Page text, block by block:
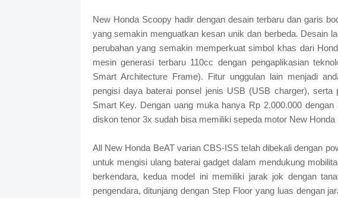
New Honda Scoopy hadir dengan desain terbaru dan garis
yang semakin menguatkan kesan unik dan berbeda. Desain
perubahan yang semakin memperkuat simbol khas dari
mesin generasi terbaru 110cc dengan pengaplikasian
Smart Architecture Frame). Fitur unggulan lain menjadi
pengisi daya baterai ponsel jenis USB (USB charger), serta
Smart Key. Dengan uang muka hanya Rp 2.000.000
diskon tenor 3x sudah bisa memiliki sepeda motor New Honda
All New Honda BeAT varian CBS-ISS telah dibekali dengan
untuk mengisi ulang baterai gadget dalam mendukung
berkendara, kedua model ini memiliki jarak jok dengan
pengendara, ditunjang dengan Step Floor yang luas dengan